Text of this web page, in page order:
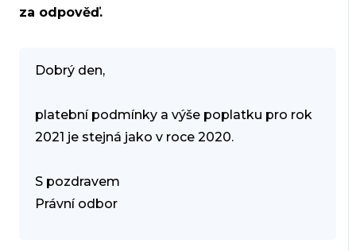
za odpověď.
Dobrý den,
platební podmínky a výše poplatku pro rok
2021 je stejná jako v roce 2020.
S pozdravem
Právní odbor